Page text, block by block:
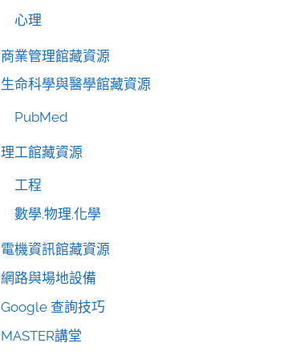
心理
商業管理館藏資源
生命科學與醫學館藏資源
PubMed
理工館藏資源
工程
數學.物理.化學
電機資訊館藏資源
網路與場地設備
Google 查詢技巧
MASTER講堂